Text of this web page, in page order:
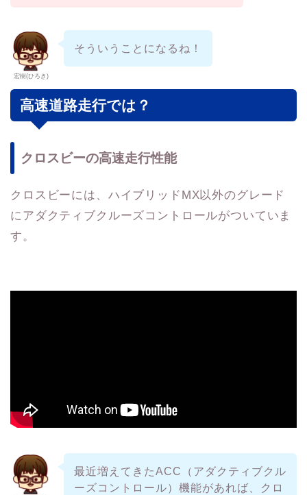
宏樹(ひろき)
そういうことになるね！
高速道路走行では？
クロスビーの高速走行性能
クロスビーには、ハイブリッドMX以外のグレード
にアダクティブクルーズコントロールがついていま
す。
最近増えてきたACC（アダクティブクル
ーズコントロール）機能があれば、クロ